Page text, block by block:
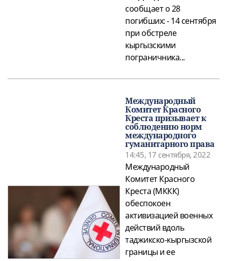
сообщает о 28
погибших: - 14 сентября
при обстреле
кыргызскими
пограничника...
Международный
Комитет Красного
Креста призывает к
соблюдению норм
международного
гуманитарного права
14:45, 17 сентября, 2022
Международный
Комитет Красного
Креста (МККК)
обеспокоен
активизацией военных
действий вдоль
таджикско-кыргызской
границы и ее